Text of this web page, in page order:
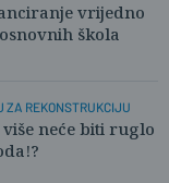
vrijedno
škola
REKONSTRUKCIJU
više neće biti ruglo